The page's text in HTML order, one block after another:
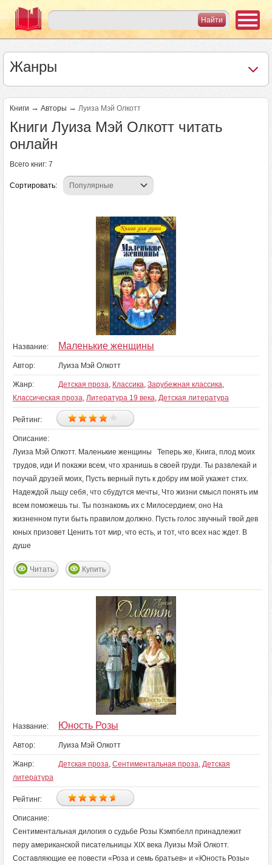
Жанры
Книги → Авторы → Луиза Мэй Олкотт
Книги Луиза Мэй Олкотт читать
онлайн
Всего книг: 7
Сортировать:
Название: Маленькие женщины
Автор: Луиза Мэй Олкотт
Жанр: Детская проза, Классика, Зарубежная классика,
Классическая проза, Литература 19 века, Детская литература
Рейтинг:
Описание:
Луиза Мэй Олкотт. Маленькие женщины Теперь же, Книга, плод моих
трудов, иди И покажи всем, что хранишь в своей груди. Ты развлекай и
поучай друзей моих, Пусть верный путь к добру им мой укажет стих.
Надеждой льщу себя, что сбудутся мечты, Что жизни смысл понять им
всем поможешь ты. Ты познакомь их с Милосердием; оно На
жизненном пути быть правилом должно. Пусть голос звучный твой дев
юных призовет Ценить тот мир, что есть, и тот, что всех нас ждет. В
душе
Читать Купить
Название: Юность Розы
Автор: Луиза Мэй Олкотт
Жанр: Детская проза, Сентиментальная проза, Детская
литература
Рейтинг:
Описание:
Сентиментальная дилогия о судьбе Розы Кэмпбелл принадлежит
перу американской писательницы XIX века Луизы Мэй Олкотт.
Составляющие ее повести «Роза и семь братьев» и «Юность Розы»